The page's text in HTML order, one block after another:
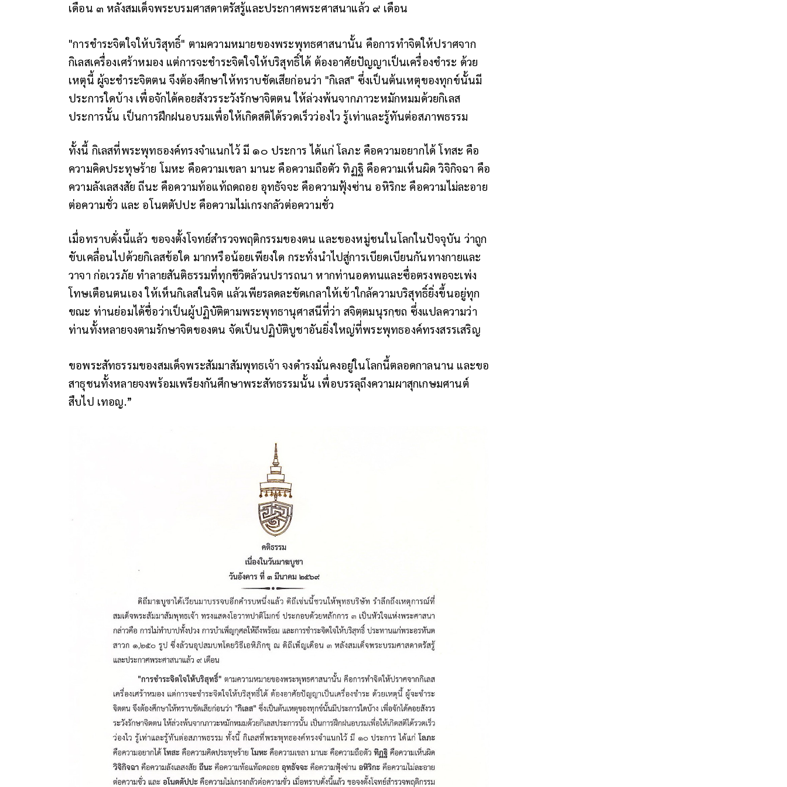
เดือน ๓ หลังสมเด็จพระบรมศาสดาตรัสรู้และประกาศพระศาสนาแล้ว ๙ เดือน
"การชำระจิตใจให้บริสุทธิ์" ตามความหมายของพระพุทธศาสนานั้น คือการทำจิตให้ปราศจาก
กิเลสเครื่องเศร้าหมอง แต่การจะชำระจิตใจให้บริสุทธิ์ได้ ต้องอาศัยปัญญาเป็นเครื่องชำระ ด้วย
เหตุนี้ ผู้จะชำระจิตตน จึงต้องศึกษาให้ทราบชัดเสียก่อนว่า "กิเลส" ซึ่งเป็นต้นเหตุของทุกข์นั้นมี
ประการใดบ้าง เพื่อจักได้คอยสังวรระวังรักษาจิตตน ให้ล่วงพ้นจากภาวะหมักหมมด้วยกิเลส
ประการนั้น เป็นการฝึกฝนอบรมเพื่อให้เกิดสติได้รวดเร็วว่องไว รู้เท่าและรู้ทันต่อสภาพธรรม
ทั้งนี้ กิเลสที่พระพุทธองค์ทรงจำแนกไว้ มี ๑๐ ประการ ได้แก่ โลภะ คือความอยากได้ โทสะ คือ
ความคิดประทุษร้าย โมหะ คือความเขลา มานะ คือความถือตัว ทิฏฐิ คือความเห็นผิด วิจิกิจฉา คือ
ความลังเลสงสัย ถีนะ คือความท้อแท้ถดถอย อุทธัจจะ คือความฟุ้งซ่าน อหิริกะ คือความไม่ละอาย
ต่อความชั่ว และ อโนตตัปปะ คือความไม่เกรงกลัวต่อความชั่ว
เมื่อทราบดั่งนี้แล้ว ขอจงตั้งโจทย์สำรวจพฤติกรรมของตน และของหมู่ชนในโลกในปัจจุบัน ว่าถูก
ขับเคลื่อนไปด้วยกิเลสข้อใด มากหรือน้อยเพียงใด กระทั่งนำไปสู่การเบียดเบียนกันทางกายและ
วาจา ก่อเวรภัย ทำลายสันติธรรมที่ทุกชีวิตล้วนปรารถนา หากท่านอดทนและซื่อตรงพอจะเพ่ง
โทษเตือนตนเอง ให้เห็นกิเลสในจิต แล้วเพียรลดละขัดเกลาให้เข้าใกล้ความบริสุทธิ์ยิ่งขึ้นอยู่ทุก
ขณะ ท่านย่อมได้ชื่อว่าเป็นผู้ปฏิบัติตามพระพุทธานุศาสนีที่ว่า สจิตฺตมนุรกฺขถ ซึ่งแปลความว่า
ท่านทั้งหลายจงตามรักษาจิตของตน จัดเป็นปฏิบัติบูชาอันยิ่งใหญ่ที่พระพุทธองค์ทรงสรรเสริญ
ขอพระสัทธรรมของสมเด็จพระสัมมาสัมพุทธเจ้า จงดำรงมั่นคงอยู่ในโลกนี้ตลอดกาลนาน และขอ
สาธุชนทั้งหลายจงพร้อมเพรียงกันศึกษาพระสัทธรรมนั้น เพื่อบรรลุถึงความผาสุกเกษมศานต์
สืบไป เทอญ.”